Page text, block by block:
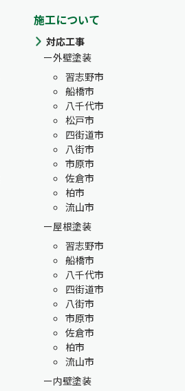
施工について
対応工事
外壁塗装
習志野市
船橋市
八千代市
松戸市
四街道市
八街市
市原市
佐倉市
柏市
流山市
屋根塗装
習志野市
船橋市
八千代市
四街道市
八街市
市原市
佐倉市
柏市
流山市
内壁塗装